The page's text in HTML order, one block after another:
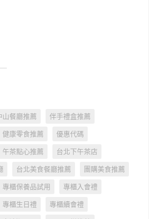
山餐廳推薦 伴手禮盒推薦
健康零食推薦 優惠代碼
午茶點心推薦 台北下午茶店
台北美食餐廳推薦 團購美食推薦
專櫃保養品試用 專櫃入會禮
專櫃生日禮 專櫃續會禮